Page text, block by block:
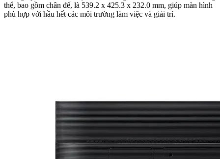
thể, bao gồm chân đế, là 539.2 x 425.3 x 232.0 mm, giúp màn hình
phù hợp với hầu hết các môi trường làm việc và giải trí.